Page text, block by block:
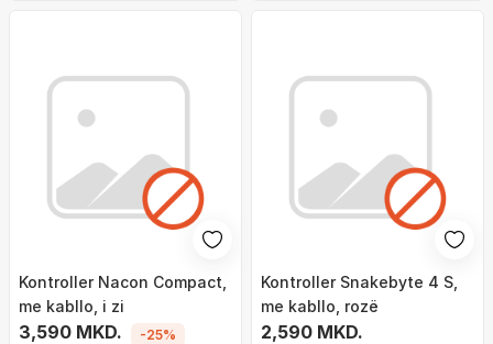
Kontroller Nacon Compact,
me kabllo, i zi
3,590 MKD. -25%
Kontroller Snakebyte 4 S,
me kabllo, rozë
2,590 MKD.